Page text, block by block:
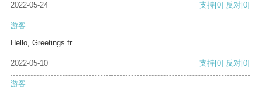
2022-05-24 支持[0] 反对[0]
游客
Hello, Greetings fr
2022-05-10 支持[0] 反对[0]
游客